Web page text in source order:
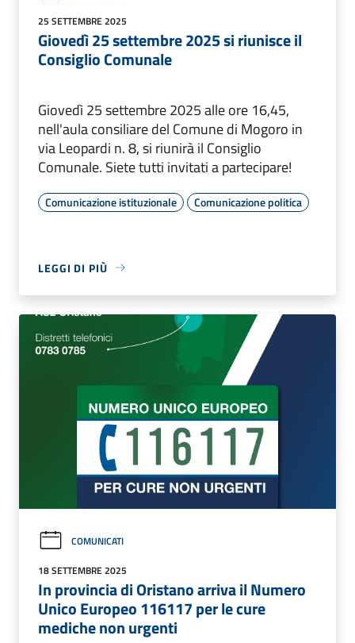
25 SETTEMBRE 2025
Giovedì 25 settembre 2025 si riunisce il
Consiglio Comunale
Giovedì 25 settembre 2025 alle ore 16,45,
nell'aula consiliare del Comune di Mogoro in
via Leopardi n. 8, si riunirà il Consiglio
Comunale. Siete tutti invitati a partecipare!
Comunicazione istituzionale Comunicazione politica
LEGGI DI PIÙ
COMUNICATI
18 SETTEMBRE 2025
In provincia di Oristano arriva il Numero
Unico Europeo 116117 per le cure
mediche non urgenti